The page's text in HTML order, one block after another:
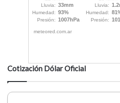
Cotización Dólar Oficial